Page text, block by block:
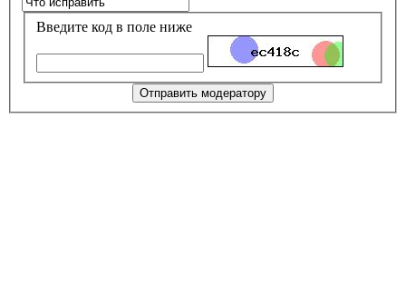
Введите код в поле ниже
Отправить модератору